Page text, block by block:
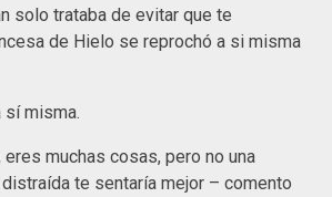
solo trataba de evitar que te
de Hielo se reprochó a si misma
sí misma.
muchas cosas, pero no una
te sentaría mejor – comento